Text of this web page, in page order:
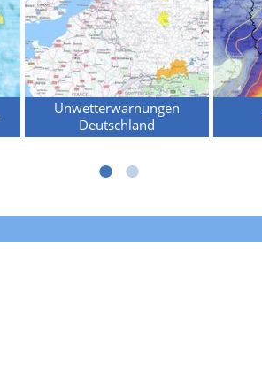
Unwetterwarnungen
Deutschland